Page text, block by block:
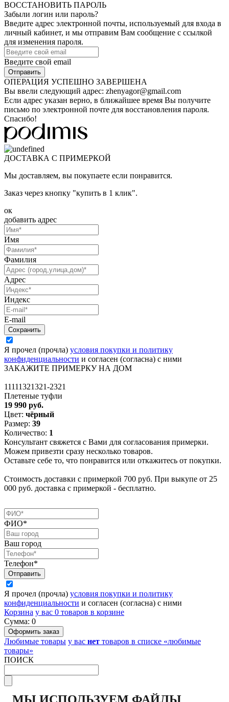
ВОССТАНОВИТЬ ПАРОЛЬ
Забыли логин или пароль?
Введите адрес электронной почты, используемый для входа в
личный кабинет, и мы отправим Вам сообщение с ссылкой
для изменения пароля.
Введите свой email
ОПЕРАЦИЯ УСПЕШНО ЗАВЕРШЕНА
Вы ввели следующий адрес: zhenyagor@gmail.com
Если адрес указан верно, в ближайшее время Вы получите
письмо по электронной почте для восстановления пароля.
Спасибо!
ДОСТАВКА С ПРИМЕРКОЙ
Мы доставляем, вы покупаете если понравится.
Заказ через кнопку "купить в 1 клик".
ок
добавить адрес
Имя
Фамилия
Адрес
Индекс
E-mail
Я прочел (прочла) условия покупки и политику
конфиденциальности и согласен (согласна) с ними
ЗАКАЖИТЕ ПРИМЕРКУ НА ДОМ
11111321321-2321
Плетеные туфли
19 990 руб.
Цвет: чёрный
Размер: 39
Количество: 1
Консультант свяжется с Вами для согласования примерки.
Можем привезти сразу несколько товаров.
Оставьте себе то, что понравится или откажитесь от покупки.
Стоимость доставки с примеркой 700 руб. При выкупе от 25
000 руб. доставка с примеркой - бесплатно.
ФИО*
Ваш город
Телефон*
Я прочел (прочла) условия покупки и политику
конфиденциальности и согласен (согласна) с ними
Корзина у вас 0 товаров в корзине
Сумма: 0
Любимые товары у вас нет товаров в списке «любимые
товары»
ПОИСК